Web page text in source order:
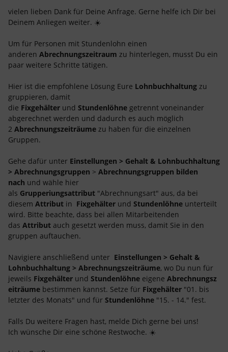
vielen lieben Dank für Deine Anfrage. Gerne helfe ich Dir bei
Deinem Anliegen weiter. ☀️
Um für Personen mit Stundenlohn einen
anderen Abrechnungszeitraum zu hinterlegen, musst Du ein
paar weitere Schritte tätigen.
Hier ist die empfohlene Lösung Eure Lohnbuchhaltung zu
gruppieren, damit
die Fixgehälter und Stundenlöhne getrennt voneinander
abgerechnet werden und dadurch es auch möglich
2 Abrechnungszeiträume zu haben für die einzelnen
Gruppen.
Gehe dafür unter Einstellungen > Gehalt & Lohnbuchhaltung
> Abrechnungsgruppen > Abrechnungsgruppen bilden
nach und wähle hier
als Grupperiungsattribut "Abrechnungsart" aus, da bei
diesem Attribut in Fixgehälter und Stundenlöhne unterteilt
wird. Bitte beachte, dass bei allen Mitarbeitenden
das Attribut auch gesetzt werden muss, damit Sie in den
gruppen auftauchen.
Navigiere anschließend unter Einstellungen > Gehalt &
Lohnbuchhaltung > Abrechnungszeiträume, wo Du nun für
jeweils Fixgehälter und Stundenlöhne eigene Abrechnungsz
eiträume bestimmen kannst. Setze für Fixgehälter "01. bis
letzter des Monats" und für Stundenlöhne "15. - 14." fest.
Falls Du weitere Fragen hast, melde Dich gerne bei uns!
Ich wünsche Dir eine schöne Restwoche. ☀️